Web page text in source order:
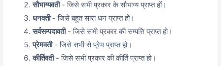
सौभाग्यवती- जिसे सभी प्रकार के सौभाग्य प्राप्त हों।
धनवती- जिसे बहुत सारा धन प्राप्त हो।
सर्वसम्पदावती- जिसे सभी प्रकार की सम्पत्ति प्राप्त हो।
प्रेमवती- जिसे सभी से प्रेम प्राप्त हो।
कीर्तिवती- जिसे सभी प्रकार की कीर्ति प्राप्त हो।